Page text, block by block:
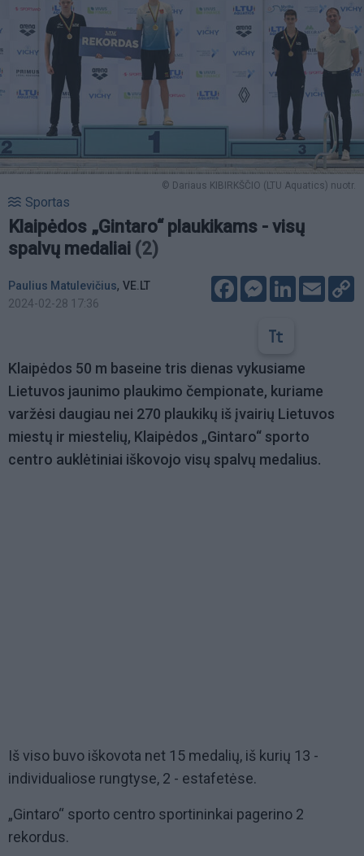
© Dariaus KIBIRKŠČIO (LTU Aquatics) nuotr.
Sportas
Klaipėdos „Gintaro“ plaukikams - visų
spalvų medaliai (2)
Paulius Matulevičius, VE.LT
2024-02-28 17:36
FacebookMessenger
LinkedIn
Email
Klaipėdos 50 m baseine tris dienas vykusiame
Lietuvos jaunimo plaukimo čempionate, kuriame
varžėsi daugiau nei 270 plaukikų iš įvairių Lietuvos
miestų ir miestelių, Klaipėdos „Gintaro“ sporto
centro auklėtiniai iškovojo visų spalvų medalius.
Iš viso buvo iškovota net 15 medalių, iš kurių 13 -
individualiose rungtyse, 2 - estafetėse.
„Gintaro“ sporto centro sportininkai pagerino 2
rekordus.